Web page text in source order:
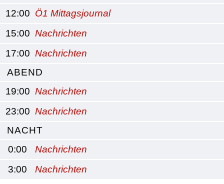
12:00 Ö1 Mittagsjournal
15:00 Nachrichten
17:00 Nachrichten
ABEND
19:00 Nachrichten
23:00 Nachrichten
NACHT
0:00
Nachrichten
3:00
Nachrichten